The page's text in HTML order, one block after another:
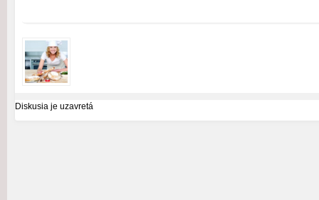
Diskusia je uzavretá